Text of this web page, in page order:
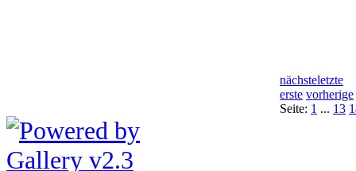
nächsteletzte
erste vorherige
Seite: 1 ... 13